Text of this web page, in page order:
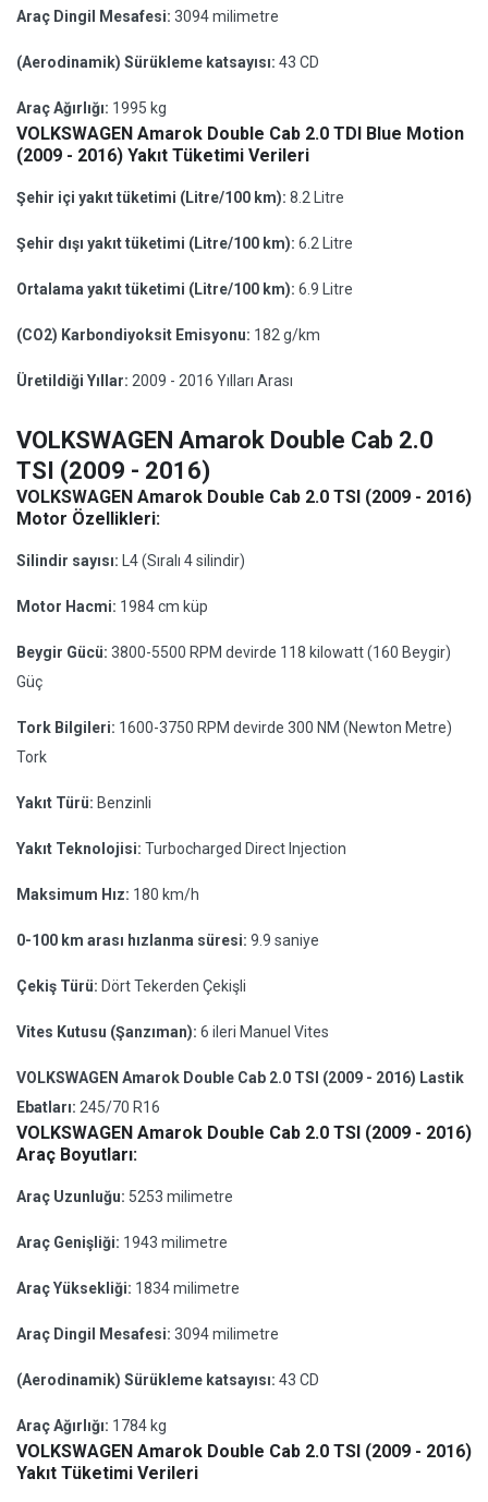
Araç Dingil Mesafesi: 3094 milimetre
(Aerodinamik) Sürükleme katsayısı: 43 CD
Araç Ağırlığı: 1995 kg
VOLKSWAGEN Amarok Double Cab 2.0 TDI Blue Motion
(2009 - 2016) Yakıt Tüketimi Verileri
Şehir içi yakıt tüketimi (Litre/100 km): 8.2 Litre
Şehir dışı yakıt tüketimi (Litre/100 km): 6.2 Litre
Ortalama yakıt tüketimi (Litre/100 km): 6.9 Litre
(CO2) Karbondiyoksit Emisyonu: 182 g/km
Üretildiği Yıllar: 2009 - 2016 Yılları Arası
VOLKSWAGEN Amarok Double Cab 2.0
TSI (2009 - 2016)
VOLKSWAGEN Amarok Double Cab 2.0 TSI (2009 - 2016)
Motor Özellikleri:
Silindir sayısı: L4 (Sıralı 4 silindir)
Motor Hacmi: 1984 cm küp
Beygir Gücü: 3800-5500 RPM devirde 118 kilowatt (160 Beygir)
Güç
Tork Bilgileri: 1600-3750 RPM devirde 300 NM (Newton Metre)
Tork
Yakıt Türü: Benzinli
Yakıt Teknolojisi: Turbocharged Direct Injection
Maksimum Hız: 180 km/h
0-100 km arası hızlanma süresi: 9.9 saniye
Çekiş Türü: Dört Tekerden Çekişli
Vites Kutusu (Şanzıman): 6 ileri Manuel Vites
VOLKSWAGEN Amarok Double Cab 2.0 TSI (2009 - 2016) Lastik
Ebatları: 245/70 R16
VOLKSWAGEN Amarok Double Cab 2.0 TSI (2009 - 2016)
Araç Boyutları:
Araç Uzunluğu: 5253 milimetre
Araç Genişliği: 1943 milimetre
Araç Yüksekliği: 1834 milimetre
Araç Dingil Mesafesi: 3094 milimetre
(Aerodinamik) Sürükleme katsayısı: 43 CD
Araç Ağırlığı: 1784 kg
VOLKSWAGEN Amarok Double Cab 2.0 TSI (2009 - 2016)
Yakıt Tüketimi Verileri